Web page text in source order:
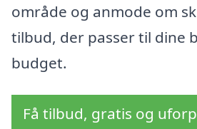
område og anmode om
tilbud, der passer til dine
budget.
Få tilbud, gratis og